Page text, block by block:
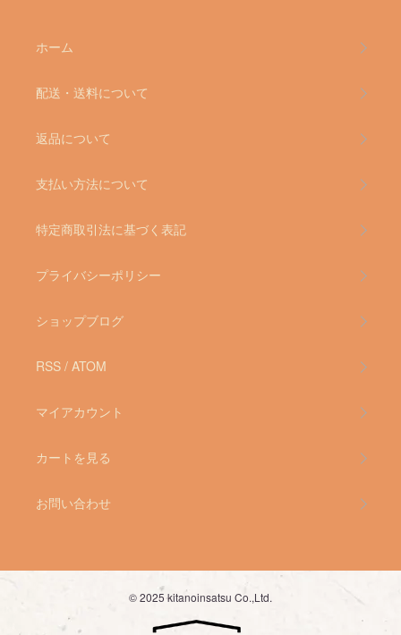
ホーム
配送・送料について
返品について
支払い方法について
特定商取引法に基づく表記
プライバシーポリシー
ショップブログ
RSS / ATOM
マイアカウント
カートを見る
お問い合わせ
© 2025 kitanoinsatsu Co.,Ltd.